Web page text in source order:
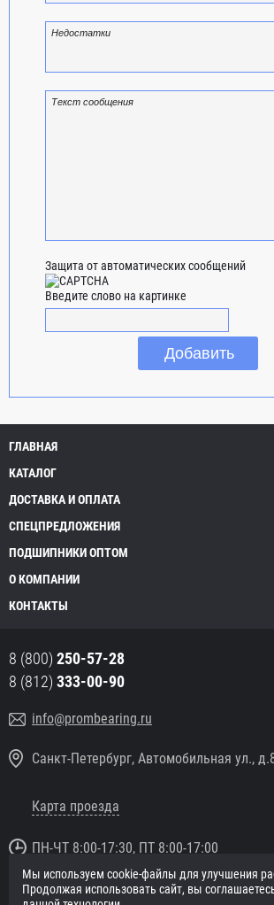
Защита от автоматических сообщений
Введите слово на картинке
ГЛАВНАЯ
КАТАЛОГ
ДОСТАВКА И ОПЛАТА
СПЕЦПРЕДЛОЖЕНИЯ
ПОДШИПНИКИ ОПТОМ
О КОМПАНИИ
КОНТАКТЫ
8 (800) 250-57-28
8 (812) 333-00-90
info@prombearing.ru
Санкт-Петербург, Автомобильная ул.,
Карта проезда
ПН-ЧТ 8:00-17:30, ПТ 8:00-17:00
© 2016 «PromBearing.ru»
Подшипники оптом и в розницу.
Мы используем cookie-файлы для улучшения
Продолжая использовать сайт, вы